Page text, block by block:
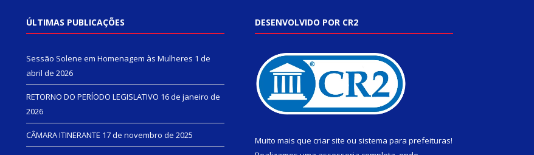
ÚLTIMAS PUBLICAÇÕES
Sessão Solene em Homenagem às Mulheres 1 de
abril de 2026
RETORNO DO PERÍODO LEGISLATIVO 16 de janeiro de
2026
CÂMARA ITINERANTE 17 de novembro de 2025
DESENVOLVIDO POR CR2
Muito mais que criar site ou sistema para prefeituras!